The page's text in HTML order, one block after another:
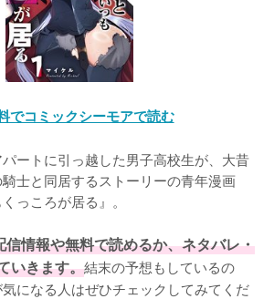
でコミックシーモアで読む
ートに引っ越した男子高校生が、大昔
士と同居するストーリーの青年漫画
っころが居る』。
信情報や無料で読めるか、ネタバレ・
いきます。結末の予想もしているの
になる人はぜひチェックしてみてくだ